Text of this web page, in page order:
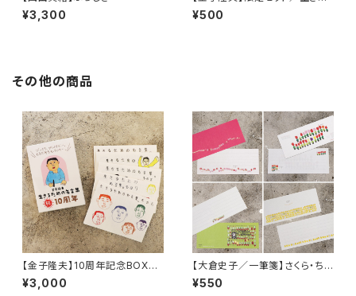
¥3,300
ための名言集。祝♡その10
¥500
その他の商品
【金子隆夫】10周年記念BOX／
金子隆夫 生きるための名言集。
その6〜10
¥3,000
【大倉史子／一筆箋】さくら・ちゅ
ーりっぷ・キウイフルーツ・ゆず
¥550